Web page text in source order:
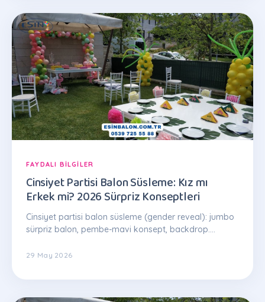
FAYDALI BILGILER
Cinsiyet Partisi Balon Süsleme: Kız mı
Erkek mi? 2026 Sürpriz Konseptleri
Cinsiyet partisi balon süsleme (gender reveal): jumbo
sürpriz balon, pembe-mavi konsept, backdrop.
29 May 2026